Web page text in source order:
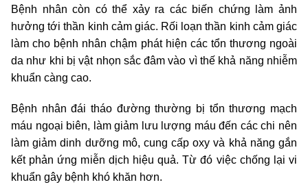
Bệnh nhân còn có thể xảy ra các biến chứng làm ảnh
hưởng tới thần kinh cảm giác. Rối loạn thần kinh cảm giác
làm cho bệnh nhân chậm phát hiện các tổn thương ngoài
da như khi bị vật nhọn sắc đâm vào vì thế khả năng nhiễm
khuẩn càng cao.
Bệnh nhân đái tháo đường thường bị tổn thương mạch
máu ngoại biên, làm giảm lưu lượng máu đến các chi nên
làm giảm dinh dưỡng mô, cung cấp oxy và khả năng gắn
kết phản ứng miễn dịch hiệu quả. Từ đó việc chống lại vi
khuẩn gây bệnh khó khăn hơn.